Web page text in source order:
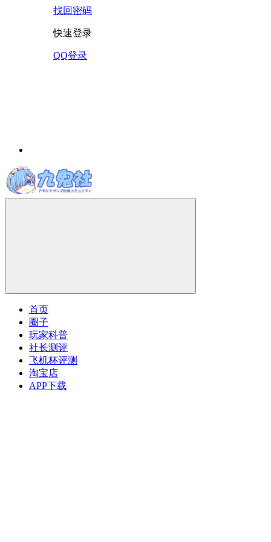
找回密码
快速登录
QQ登录
首页
圈子
玩家科普
社长测评
飞机杯评测
淘宝店
APP下载